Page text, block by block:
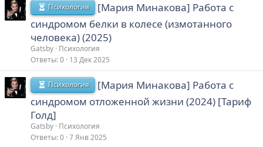
Психология
[Мария Минакова] Работа с
синдромом белки в колесе (измотанного
человека) (2025)
Gatsby Психология
Ответы 0 13 Дек 2025
Психология
[Мария Минакова] Работа с
синдромом отложенной жизни (2024) [Тариф
Голд]
Gatsby Психология
Ответы 0 7 Янв 2025